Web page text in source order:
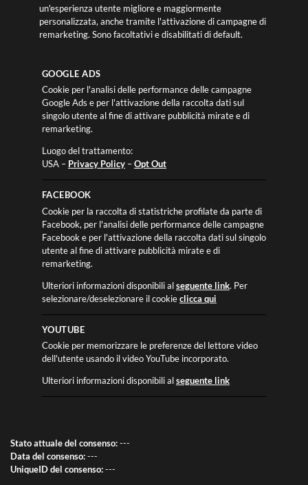
un'esperienza utente migliore e maggiormente
personalizzata, anche tramite l'attivazione di campagne di
remarketing. Sono facoltativi e disabilitati di default.
GOOGLE ADS
Cookie per l'analisi delle performance delle campagne
Google Ads e per l'attivazione della raccolta dati sul
singolo utente al fine di attivare pubblicità mirate e di
remarketing.
Luogo del trattamento:
USA – Privacy Policy–Opt Out
FACEBOOK
Cookie per la raccolta di statistriche profilate da parte di
Facebook, per l'analisi delle performance delle campagne
Facebook e per l'attivazione della raccolta dati sul singolo
utente al fine di attivare pubblicità mirate e di
remarketing.
Ulteriori informazioni disponibili alseguente link. Per
selezionare/deselezionare il cookieclicca qui
YOUTUBE
Cookie per memorizzare le preferenze del lettore video
dell'utente usando il video YouTube incorporato.
Ulteriori informazioni disponibili alseguente link
Stato attuale del consenso:---
Data del consenso:---
UniqueID del consenso:---